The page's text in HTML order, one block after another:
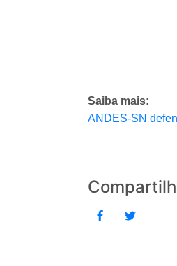
Saiba mais:
ANDES-SN